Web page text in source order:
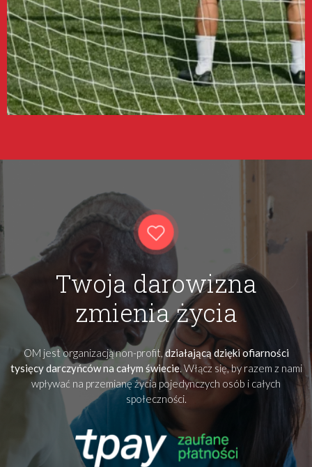
Twoja darowizna
zmienia życia
OM jest organizacją non-profit,działającą dzięki ofiarności
tysięcy darczyńców na całym świecie. Włącz się, by razem z nami
wpływać na przemianę życia pojedynczych osób i całych
społeczności.